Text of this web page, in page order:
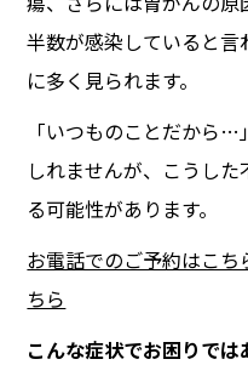
半数が感染していると
に多く見られます。
「いつものことだから
しれませんが、こうし
る可能性があります。
お電話でのご予約はこち
ちら
こんな症状でお困りでは